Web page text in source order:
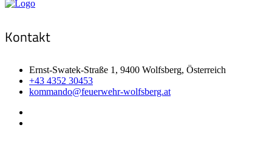
Kontakt
Ernst-Swatek-Straße 1, 9400 Wolfsberg, Österreich
+43 4352 30453
kommando@feuerwehr-wolfsberg.at